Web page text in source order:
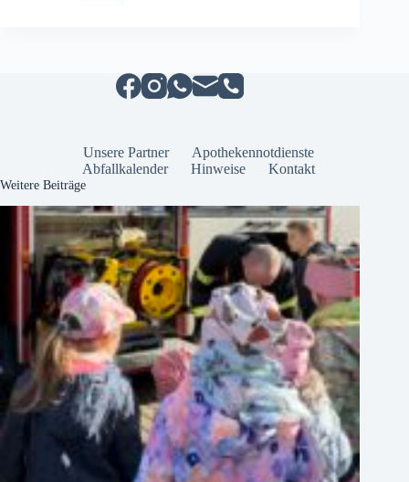
Unsere Partner
Apothekennotdienste
Abfallkalender
Hinweise Kontakt
Weitere Beiträge